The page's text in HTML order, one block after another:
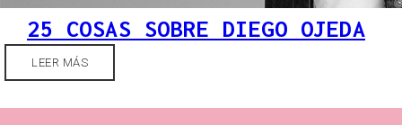
25 COSAS SOBRE DIEGO OJEDA
LEER MÁS